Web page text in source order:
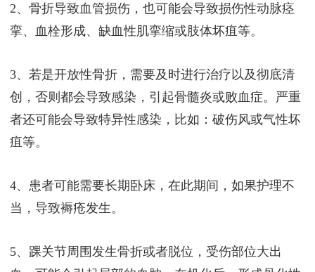
2、骨折导致血管损伤，也可能会导致损伤性动脉痉
挛、血栓形成、缺血性肌挛缩或肢体坏疽等。
3、若是开放性骨折，需要及时进行治疗以及彻底清
创，否则都会导致感染，引起骨髓炎或败血症。严重
者还可能会导致特异性感染，比如：破伤风或气性坏
疽等。
4、患者可能需要长期卧床，在此期间，如果护理不
当，导致褥疮发生。
5、踝关节周围发生骨折或者脱位，受伤部位大出